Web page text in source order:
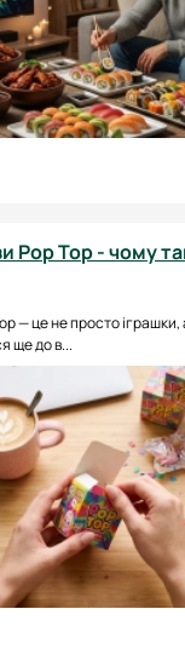
Pop Top - чому
— це не просто
ще до в...